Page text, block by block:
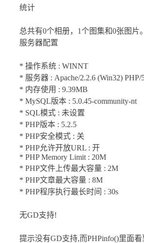
统计
总共有0个相册，1个图集和0张图片。
服务器配置
* 操作系统 : WINNT
* 服务器 : Apache/2.2.6 (Win32) PHP/
* 内存使用 : 9.39MB
* MySQL版本 : 5.0.45-community-nt
* SQL模式 : 未设置
* PHP版本 : 5.2.5
* PHP安全模式 : 关
* PHP允许开放URL : 开
* PHP Memory Limit : 20M
* PHP文件上传最大容量 : 2M
* PHP文章最大容量 : 8M
* PHP程序执行最长时间 : 30s
无GD支持!
提示没有GD支持,而PHPinfo()里面